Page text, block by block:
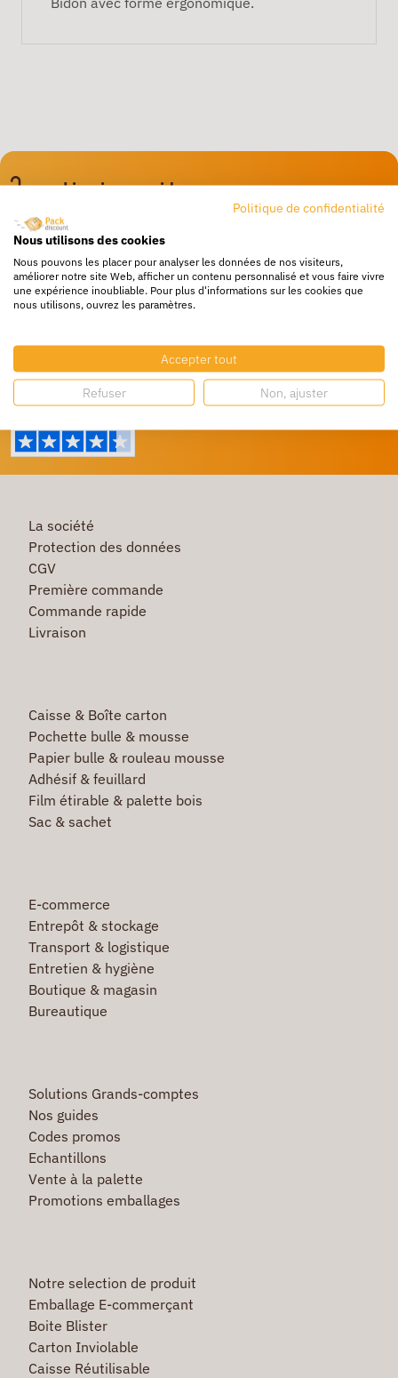
Livraison rapide
Livraison gratuite
Dès 250€ HT d’achat
Destockage
Besoin d'aide ?
Un service client à votre écoute
La société
Protection des données
CGV
Première commande
Commande rapide
Livraison
Caisse & Boîte carton
Pochette bulle & mousse
Papier bulle & rouleau mousse
Adhésif & feuillard
Film étirable & palette bois
Sac & sachet
E-commerce
Entrepôt & stockage
Transport & logistique
Entretien & hygiène
Boutique & magasin
Bureautique
Solutions Grands-comptes
Nos guides
Codes promos
Echantillons
Vente à la palette
Promotions emballages
Notre selection de produit
Emballage E-commerçant
Boite Blister
Carton Inviolable
Caisse Réutilisable
Politique de confidentialité
Nous utilisons des cookies
Nous pouvons les placer pour analyser les données de nos visiteurs,
améliorer notre site Web, afficher un contenu personnalisé et vous faire vivre
une expérience inoubliable. Pour plus d'informations sur les cookies que
nous utilisons, ouvrez les paramètres.
Accepter tout
Refuser Non, ajuster